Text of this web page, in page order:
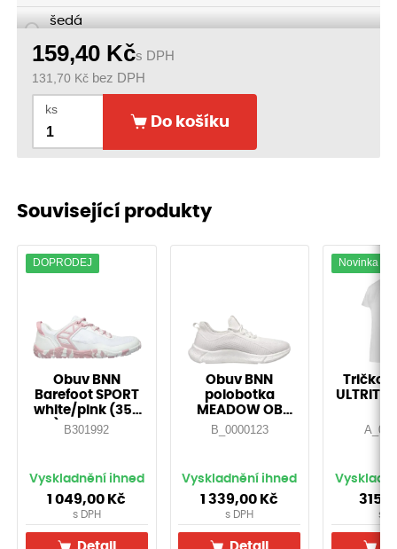
šedá
159,40 Kčs DPH
131,70 Kč bez DPH
ks
Do košíku
Související produkty
DOPRODEJ
Obuv BNN
Barefoot SPORT
white/pink (35-
43)-Doprodej!
B301992
Vyskladnění ihned
1 049,00 Kč
s DPH
Obuv BNN
polobotka
MEADOW OB
White
B_0000123
Vyskladnění ihned
1 339,00 Kč
s DPH
Novinka
Tričko
s